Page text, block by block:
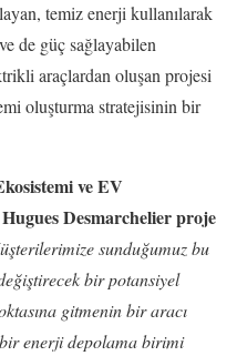
temiz enerji kullanılarak
de güç sağlayabilen
araçlardan oluşan projesi
oluşturma stratejisinin bir
ve EV
Desmarchelier proje
sunduğumuz bu
bir potansiyel
gitmenin bir aracı
enerji depolama birimi